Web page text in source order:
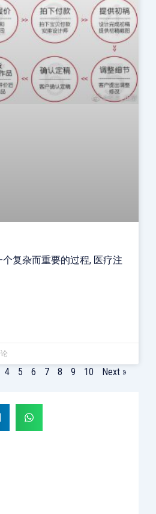
复杂而重要的过程, 医疗注
4 5 6 7 8 9 10 Next »